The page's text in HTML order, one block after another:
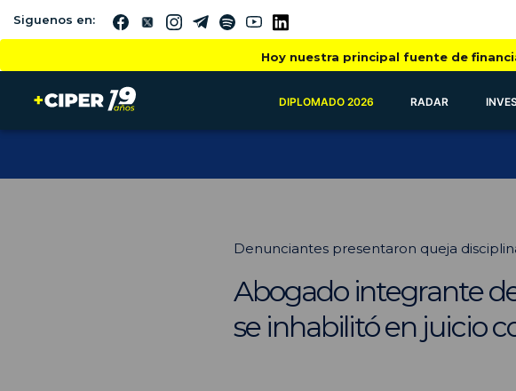
Siguenos en:
Hoy nuestra principal fuente de
DIPLOMADO 2026 RADAR
Denunciantes presentaron queja
Abogado integrante
se inhabilitó en juicio